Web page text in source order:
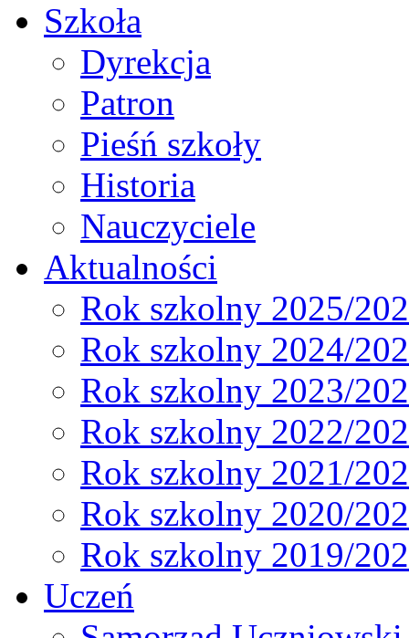
Szkoła
Dyrekcja
Patron
Pieśń szkoły
Historia
Nauczyciele
Aktualności
Rok szkolny 2025/
Rok szkolny 2024/
Rok szkolny 2023/
Rok szkolny 2022/
Rok szkolny 2021/
Rok szkolny 2020/
Rok szkolny 2019/
Uczeń